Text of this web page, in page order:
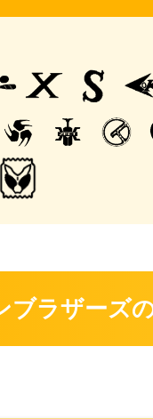
ブラザーズ